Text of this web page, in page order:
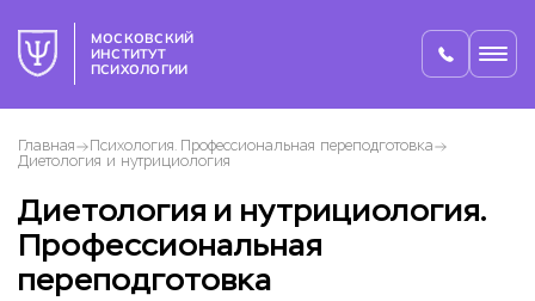
МОСКОВСКИЙ
ИНСТИТУТ
ПСИХОЛОГИИ
Главная
Психология. Профессиональная переподготовка
Диетология и нутрициология
Диетология и нутрициология.
Профессиональная
переподготовка